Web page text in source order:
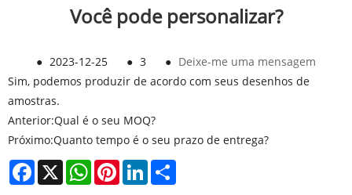
Você pode personalizar?
● 2023-12-25 ● 3 ● Deixe-me uma mensagem
Sim, podemos produzir de acordo com seus desenhos de
amostras.
Anterior:Qual é o seu MOQ?
Próximo:Quanto tempo é o seu prazo de entrega?
Facebook
X WhatsAppPinterestLinkedIn